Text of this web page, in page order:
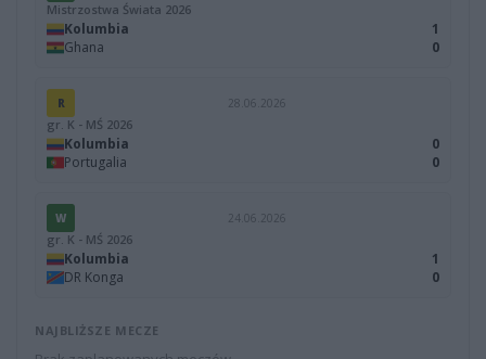
Mistrzostwa Świata 2026
Kolumbia
1
Ghana
0
R 28.06.2026
gr. K - MŚ 2026
Kolumbia
0
Portugalia
0
W 24.06.2026
gr. K - MŚ 2026
Kolumbia
1
DR Konga
0
NAJBLIŻSZE MECZE